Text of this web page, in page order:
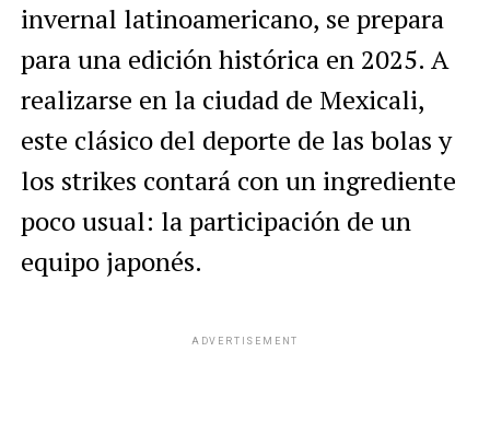
invernal latinoamericano, se prepara
para una edición histórica en 2025. A
realizarse en la ciudad de Mexicali,
este clásico del deporte de las bolas y
los strikes contará con un ingrediente
poco usual: la participación de un
equipo japonés.
ADVERTISEMENT